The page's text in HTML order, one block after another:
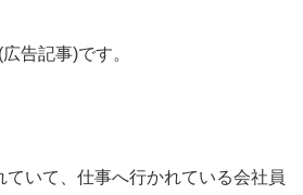
告記事)です。
いて、仕事へ行かれている会社員